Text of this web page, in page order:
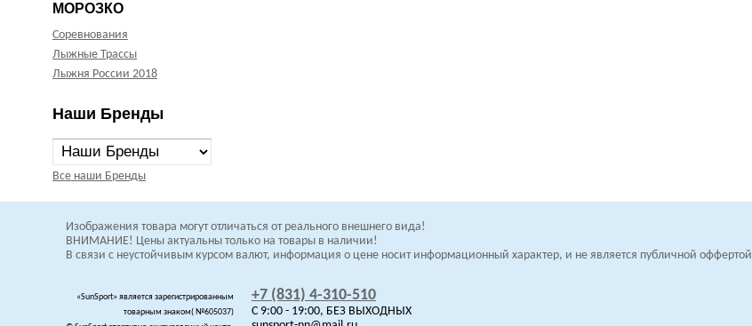
МОРОЗКО
Соревнования
Лыжные Трассы
Лыжня России 2018
Наши Бренды
Все наши Бренды
Изображения товара могут отличаться отреального внешнего вида!
ВНИМАНИЕ! Цены актуальны только на товары в наличии!
В связи с неустойчивым курсом валют, информация о цене носит информационный характер, и не является публичной оффертой
«SunSport» является зарегистрированным
товарным знаком( №605037)
+7 (831) 4-310-510
C 9:00 - 19:00, БЕЗ ВЫХОДНЫХ